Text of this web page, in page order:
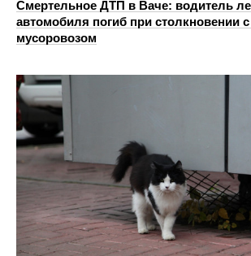
Смертельное ДТП в Ваче: водитель
автомобиля погиб при столкновении
мусоровозом